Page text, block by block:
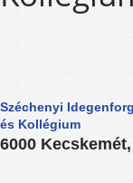
Széchenyi
és Kollégium
6000